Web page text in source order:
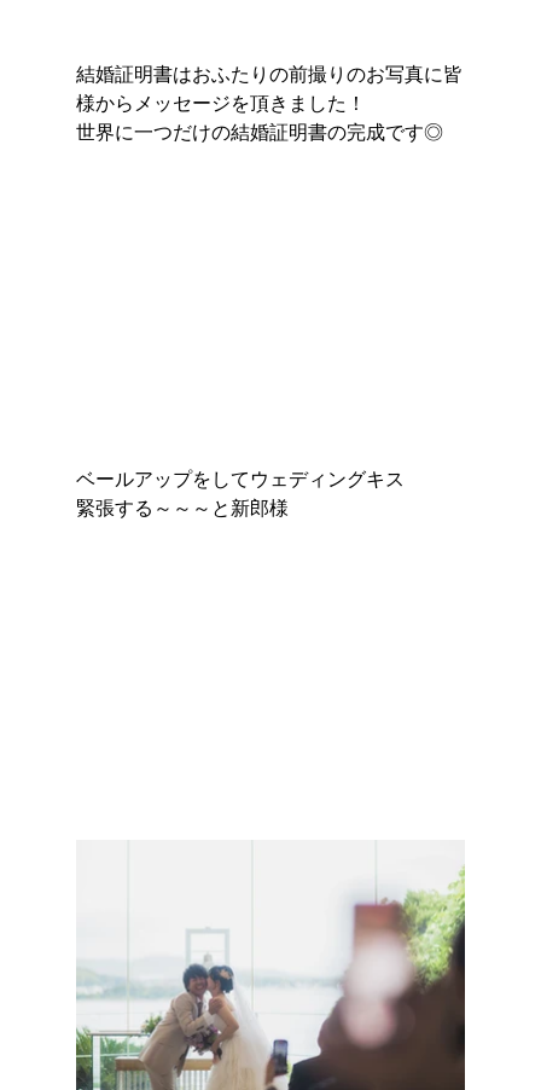
結婚証明書はおふたりの前撮りのお写真に皆
様からメッセージを頂きました！
世界に一つだけの結婚証明書の完成です◎
ベールアップをしてウェディングキス
緊張する～～～と新郎様